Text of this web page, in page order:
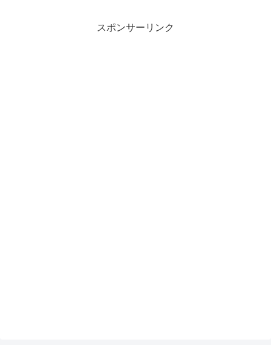
スポンサーリンク